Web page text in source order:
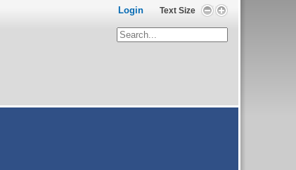
Text Size
Login